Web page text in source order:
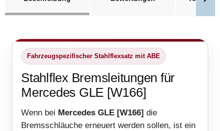
Fahrzeugspezifischer Stahlflexsatz mit ABE
Stahlflex Bremsleitungen für
Mercedes GLE [W166]
Wenn bei Mercedes GLE [W166] die
Bremsschläuche erneuert werden sollen, ist ein